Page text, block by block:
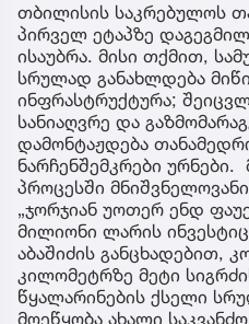
თბილისის საკრებულოს
პირველ ეტაპზე
ისაუბრა. მისი თქმით,
სრულად განახლდება
ინფრასტრუქტურა;
სანიაღვრე და
დამონტაჟდება
ნარჩენშემკრები ურნები.
პროცესში
„ჯორჯიან უოთერ ენდ
მილიონი ლარის
აბაშიძის განცხადებით,
კილომეტრზე მეტი
წყალარინების ქსელი
მოეწყობა ახალი